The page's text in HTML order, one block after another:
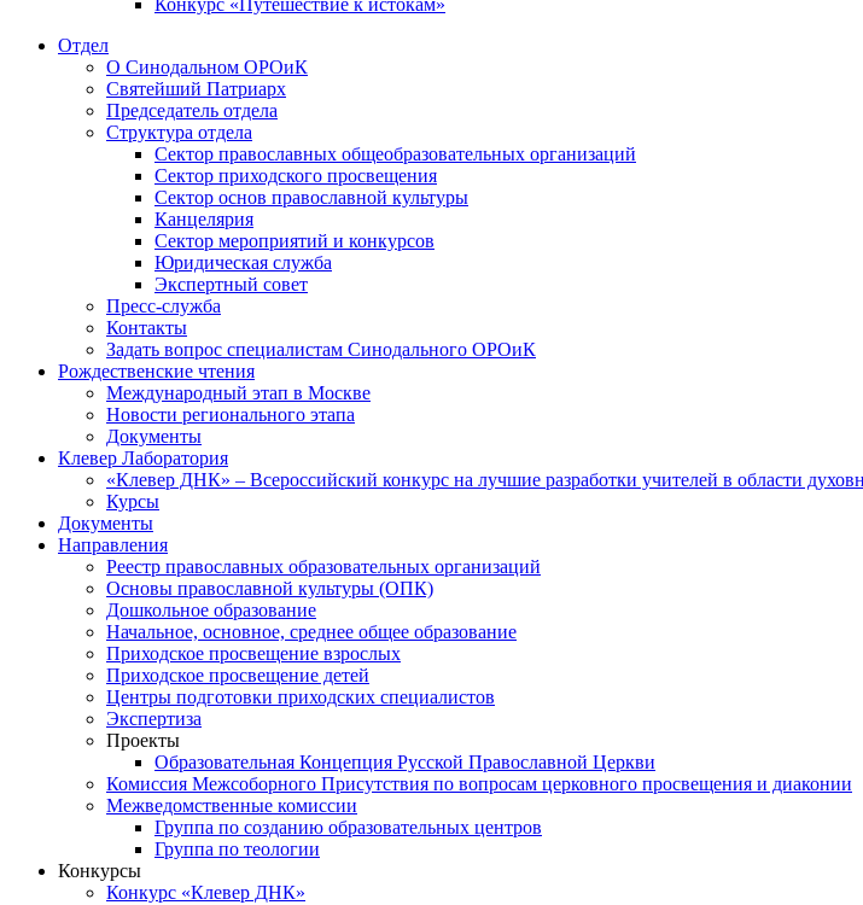
Конкурс «Путешествие к истокам»
Отдел
О Синодальном ОРОиК
Святейший Патриарх
Председатель отдела
Структура отдела
Сектор православных общеобразовательных организаций
Сектор приходского просвещения
Сектор основ православной культуры
Канцелярия
Сектор мероприятий и конкурсов
Юридическая служба
Экспертный совет
Пресс-служба
Контакты
Задать вопрос специалистам Синодального ОРОиК
Рождественские чтения
Международный этап в Москве
Новости регионального этапа
Документы
Клевер Лаборатория
«Клевер ДНК» – Всероссийский конкурс на лучшие разработки учителей в области
Курсы
Документы
Направления
Реестр православных образовательных организаций
Основы православной культуры (ОПК)
Дошкольное образование
Начальное, основное, среднее общее образование
Приходское просвещение взрослых
Приходское просвещение детей
Центры подготовки приходских специалистов
Экспертиза
Проекты
Образовательная Концепция Русской Православной Церкви
Комиссия Межсоборного Присутствия по вопросам церковного просвещения и диаконии
Межведомственные комиссии
Группа по созданию образовательных центров
Группа по теологии
Конкурсы
Конкурс «Клевер ДНК»